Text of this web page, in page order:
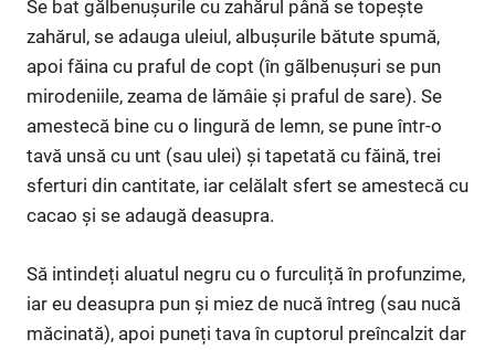
Se bat gălbenușurile cu zahărul până se topește
zahărul, se adauga uleiul, albușurile bătute spumă,
apoi făina cu praful de copt (în gãlbenușuri se pun
mirodeniile, zeama de lămâie și praful de sare). Se
amestecă bine cu o lingură de lemn, se pune într-o
tavă unsă cu unt (sau ulei) și tapetată cu făină, trei
sferturi din cantitate, iar celălalt sfert se amestecă cu
cacao și se adaugă deasupra.
Să intindeți aluatul negru cu o furculiță în profunzime,
iar eu deasupra pun și miez de nucă întreg (sau nucă
măcinată), apoi puneți tava în cuptorul preîncalzit dar